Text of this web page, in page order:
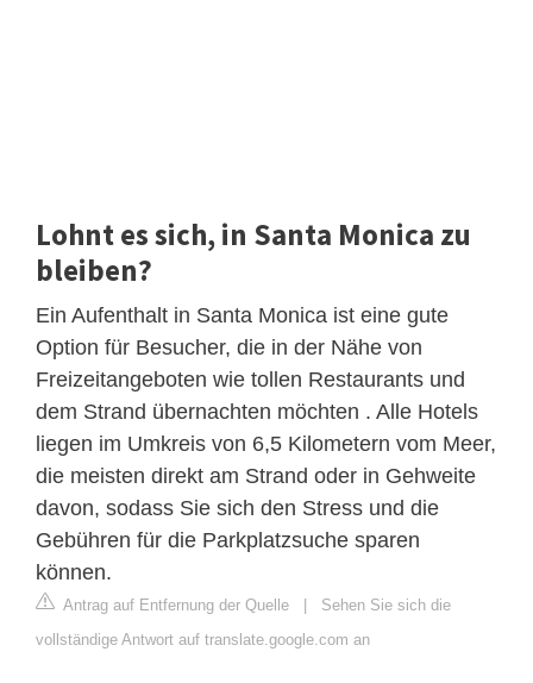
Lohnt es sich, in Santa Monica zu
bleiben?
Ein Aufenthalt in Santa Monica ist eine gute
Option für Besucher, die in der Nähe von
Freizeitangeboten wie tollen Restaurants und
dem Strand übernachten möchten . Alle Hotels
liegen im Umkreis von 6,5 Kilometern vom Meer,
die meisten direkt am Strand oder in Gehweite
davon, sodass Sie sich den Stress und die
Gebühren für die Parkplatzsuche sparen
können.
Antrag auf Entfernung der Quelle | Sehen Sie sich die
vollständige Antwort auf translate.google.com an